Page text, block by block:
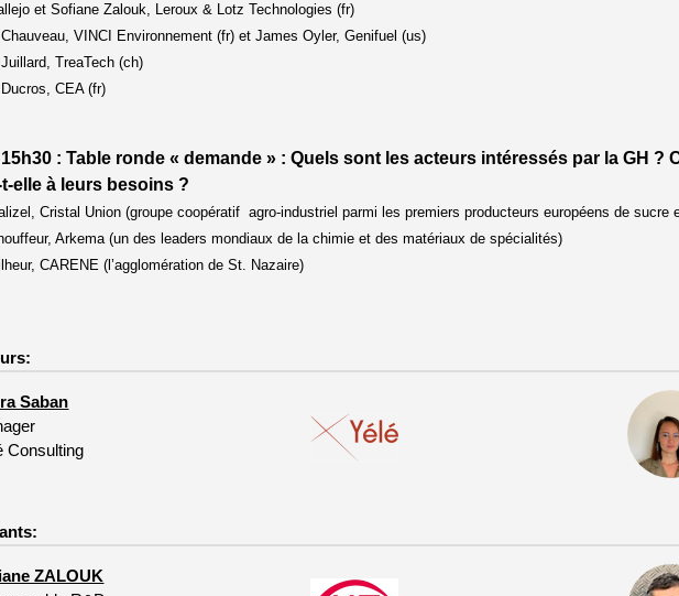
et Sofiane Zalouk, Leroux & Lotz Technologies (fr)
VINCI Environnement (fr) et James Oyler, Genifuel (us)
TreaTech (ch)
CEA (fr)
: Table ronde « demande » : Quels sont les acteurs intéressés par la GH ?
elle à leurs besoins ?
Cristal Union (groupe coopératif agro-industriel parmi les premiers producteurs européens de sucre
Arkema (un des leaders mondiaux de la chimie et des matériaux de spécialités)
CARENE (l’agglomération de St. Nazaire)
Saban
Consulting
ZALOUK